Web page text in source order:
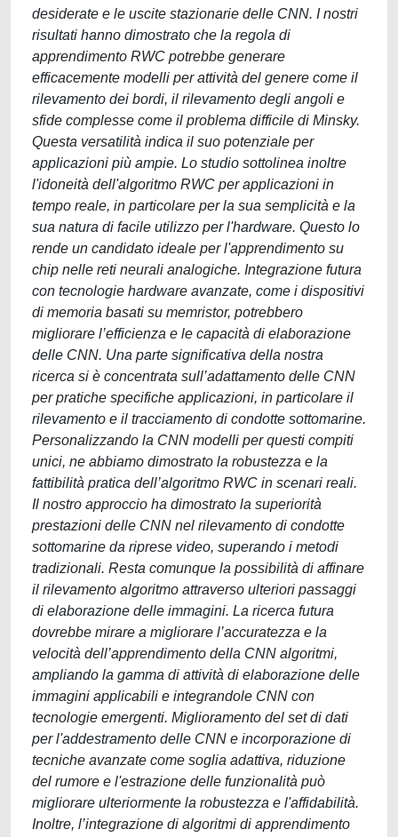
desiderate e le uscite stazionarie delle CNN. I nostri
risultati hanno dimostrato che la regola di
apprendimento RWC potrebbe generare
efficacemente modelli per attività del genere come il
rilevamento dei bordi, il rilevamento degli angoli e
sfide complesse come il problema difficile di Minsky.
Questa versatilità indica il suo potenziale per
applicazioni più ampie. Lo studio sottolinea inoltre
l'idoneità dell'algoritmo RWC per applicazioni in
tempo reale, in particolare per la sua semplicità e la
sua natura di facile utilizzo per l'hardware. Questo lo
rende un candidato ideale per l'apprendimento su
chip nelle reti neurali analogiche. Integrazione futura
con tecnologie hardware avanzate, come i dispositivi
di memoria basati su memristor, potrebbero
migliorare l’efficienza e le capacità di elaborazione
delle CNN. Una parte significativa della nostra
ricerca si è concentrata sull’adattamento delle CNN
per pratiche specifiche applicazioni, in particolare il
rilevamento e il tracciamento di condotte sottomarine.
Personalizzando la CNN modelli per questi compiti
unici, ne abbiamo dimostrato la robustezza e la
fattibilità pratica dell’algoritmo RWC in scenari reali.
Il nostro approccio ha dimostrato la superiorità
prestazioni delle CNN nel rilevamento di condotte
sottomarine da riprese video, superando i metodi
tradizionali. Resta comunque la possibilità di affinare
il rilevamento algoritmo attraverso ulteriori passaggi
di elaborazione delle immagini. La ricerca futura
dovrebbe mirare a migliorare l’accuratezza e la
velocità dell’apprendimento della CNN algoritmi,
ampliando la gamma di attività di elaborazione delle
immagini applicabili e integrandole CNN con
tecnologie emergenti. Miglioramento del set di dati
per l'addestramento delle CNN e incorporazione di
tecniche avanzate come soglia adattiva, riduzione
del rumore e l'estrazione delle funzionalità può
migliorare ulteriormente la robustezza e l'affidabilità.
Inoltre, l’integrazione di algoritmi di apprendimento